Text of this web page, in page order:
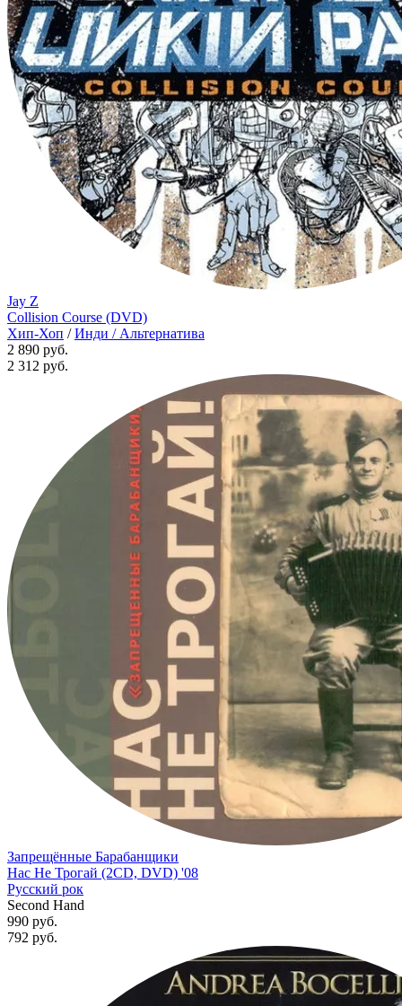
Jay Z
Collision Course (DVD)
Хип-Хоп /Инди / Альтернатива
2 890 руб.
2 312 руб.
Запрещённые Барабанщики
Нас Не Трогай (2CD, DVD) '08
Русский рок
Second Hand
990 руб.
792 руб.